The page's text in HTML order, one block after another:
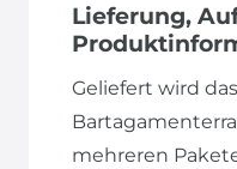
Lieferung,
Geliefert wird das
mehreren